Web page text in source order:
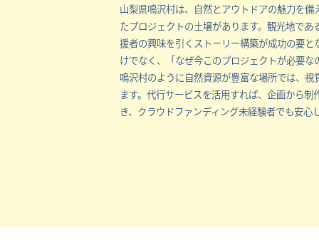
山梨県鳴沢村は、自然とアウトドアの魅力を
たプロジェクトの土壌があります。観光地で
援者の興味を引くストーリー構築が成功の要
けでなく、「なぜ今このプロジェクトが必要
鳴沢村のように自然資源が豊富な場所では、
ます。代行サービスを活用すれば、企画から
き、クラウドファンディング未経験者でも安心